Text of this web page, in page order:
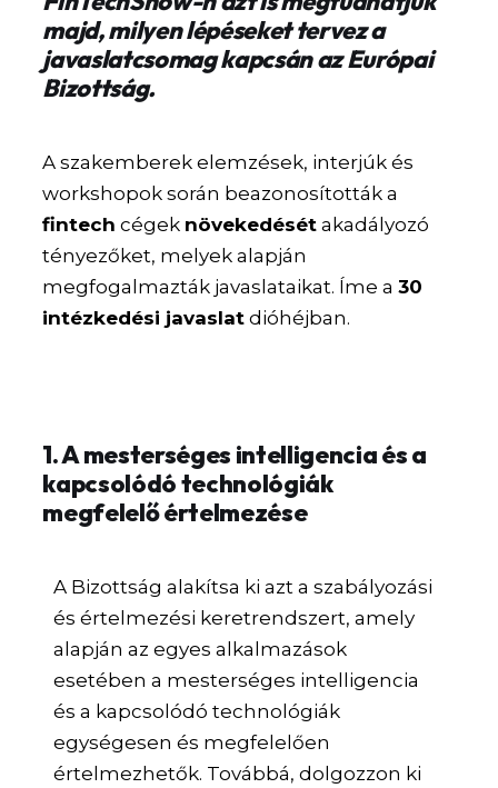
majd, milyen lépéseket tervez a
javaslatcsomag kapcsán az Európai
Bizottság.
A szakemberek elemzések, interjúk és
workshopok során beazonosították a
fintech cégek növekedését akadályozó
tényezőket, melyek alapján
megfogalmazták javaslataikat. Íme a30
intézkedési javaslat dióhéjban.
1. A mesterséges intelligencia és a
kapcsolódó technológiák
megfelelő értelmezése
A Bizottság alakítsa ki azt a szabályozási
és értelmezési keretrendszert, amely
alapján az egyes alkalmazások
esetében a mesterséges intelligencia
és a kapcsolódó technológiák
egységesen és megfelelően
értelmezhetők. Továbbá, dolgozzon ki